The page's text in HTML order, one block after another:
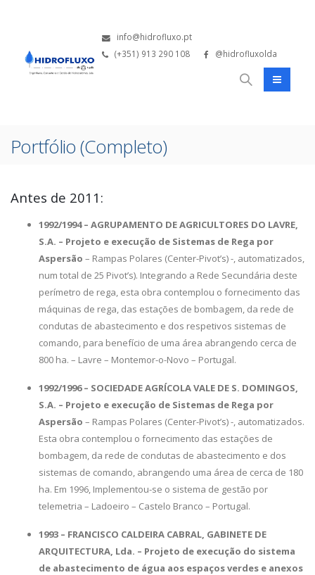
info@hidrofluxo.pt
(+351) 913 290 108
@hidrofluxolda
Portfólio (Completo)
Antes de 2011:
1992/1994 – AGRUPAMENTO DE AGRICULTORES DO LAVRE,
S.A. – Projeto e execução de Sistemas de Rega por
Aspersão – Rampas Polares (Center-Pivot’s) -, automatizados,
num total de 25 Pivot’s). Integrando a Rede Secundária deste
perímetro de rega, esta obra contemplou o fornecimento das
máquinas de rega, das estações de bombagem, da rede de
condutas de abastecimento e dos respetivos sistemas de
comando, para benefício de uma área abrangendo cerca de
800 ha. – Lavre – Montemor-o-Novo – Portugal.
1992/1996 – SOCIEDADE AGRÍCOLA VALE DE S. DOMINGOS,
S.A. – Projeto e execução de Sistemas de Rega por
Aspersão – Rampas Polares (Center-Pivot’s) -, automatizados.
Esta obra contemplou o fornecimento das estações de
bombagem, da rede de condutas de abastecimento e dos
sistemas de comando, abrangendo uma área de cerca de 180
ha. Em 1996, Implementou-se o sistema de gestão por
telemetria – Ladoeiro – Castelo Branco – Portugal.
1993 – FRANCISCO CALDEIRA CABRAL, GABINETE DE
ARQUITECTURA, Lda. – Projeto de execução do sistema
de abastecimento de água aos espaços verdes e anexos